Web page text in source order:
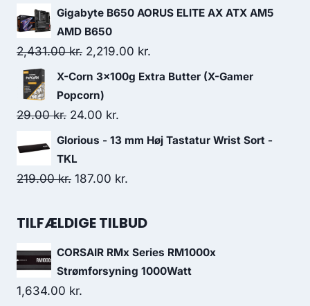
price
189.00 kr..
price
Gigabyte B650 AORUS ELITE AX ATX AM5
AMD B650
2,431.00kr. Original
price
was:
2,431.00 kr..
2,219.00 kr.
price
X-Corn 3x100g Extra Butter (X-Gamer
Popcorn)
29.00kr. Original
price
was:
29.00 kr..
24.00 kr.
price
24.00 kr..
Glorious - 13 mm Høj Tastatur Wrist Sort -
TKL
219.00kr. Original
was:
187.00 kr.
is:
TILFÆLDIGE TILBUD
CORSAIR RMx Series RM1000x
Strømforsyning 1000Watt
1,634.00 kr.